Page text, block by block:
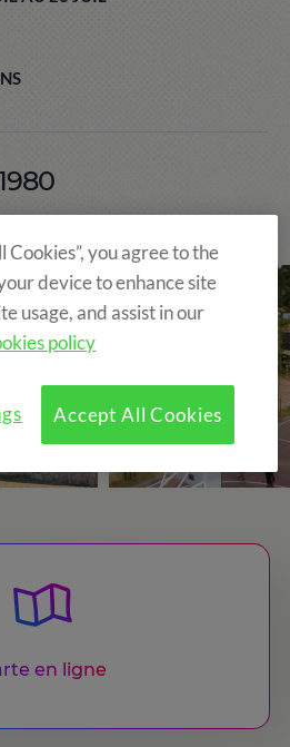
en ligne
Cookies”, you agree to the
device to enhance site
usage, and assist in our
policy
Accept All Cookies